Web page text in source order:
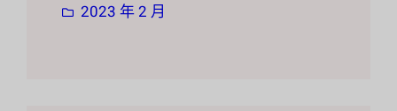
2023 年 2 月